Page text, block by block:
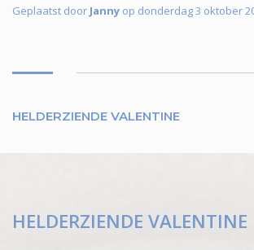
Geplaatst door Janny op donderdag 3 oktober
HELDERZIENDE VALENTINE
HELDERZIENDE VALENTINE